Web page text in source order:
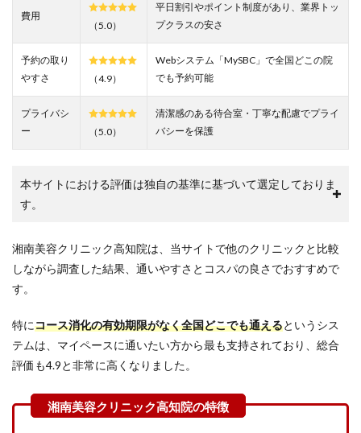
クリ
知院
の悪
い口
コミ
た結
「待
間が
3
湘南
クリ
ニッ
ク高
知院
い口
コミ
費用
（5.0）
平日割引やポイント制度があり、業界トッ
プクラスの安さ
予約の取り
やすさ
（4.9）
Webシステム「MySBC」で全国どこの院
でも予約可能
プライバシ
ー
（5.0）
清潔感のある待合室・丁寧な配慮でプライ
バシーを保護
本サイトにおける評価は独自の基準に基づいて選定しておりま
す。
湘南美容クリニック高知院は、当サイトで他のクリニックと比較
しながら調査した結果、通いやすさとコスパの良さでおすすめで
す。
特にコース消化の有効期限がなく全国どこでも通えるというシス
テムは、マイペースに通いたい方から最も支持されており、総合
評価も4.9と非常に高くなりました。